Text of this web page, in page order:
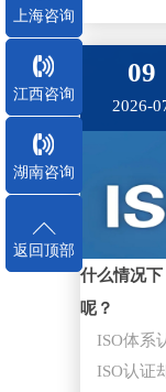
09
2026-
什么情况
呢？
ISO体系
ISO认证
上海咨询
江西咨询
湖南咨询
返回顶部